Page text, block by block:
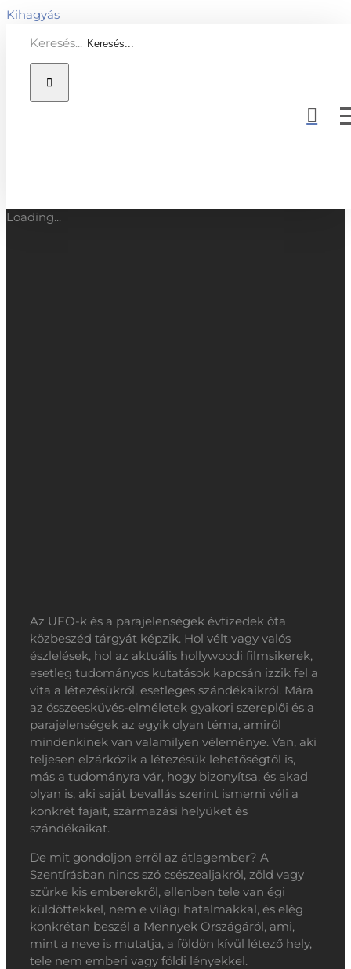
Kihagyás
Keresés...
Loading...
Az UFO-k és a parajelenségek évtizedek óta
közbeszéd tárgyát képzik. Hol vélt vagy valós
észlelések, hol az aktuális hollywoodi filmsikerek,
esetleg tudományos kutatások kapcsán izzik fel a
vita a létezésükről, esetleges szándékaikról. Mára
az összeesküvés-elméletek gyakori szereplői és a
parajelenségek az egyik olyan téma, amiről
mindenkinek van valamilyen véleménye. Van, aki
teljesen elzárkózik a létezésük lehetőségtől is,
más a tudományra vár, hogy bizonyítsa, és akad
olyan is, aki saját bevallás szerint ismerni véli a
konkrét fajait, származási helyüket és
szándékaikat.
De mit gondoljon erről az átlagember? A
Szentírásban nincs szó csészealjakról, zöld vagy
szürke kis emberekről, ellenben tele van égi
küldöttekkel, nem e világi hatalmakkal, és elég
konkrétan beszél a Mennyek Országáról, ami,
mint a neve is mutatja, a földön kívül létező hely,
tele nem emberi vagy földi lényekkel.